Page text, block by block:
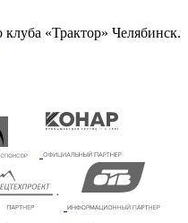
«Трактор» Челябинск.